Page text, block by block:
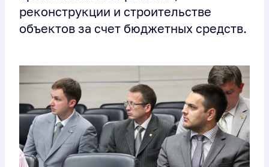
реконструкции и строительстве
объектов за счет бюджетных средств.